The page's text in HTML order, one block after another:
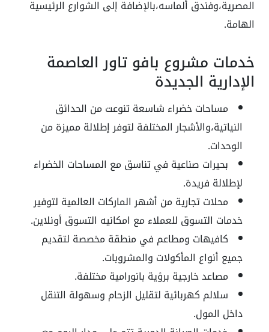
المصرية،وفندق ألماسه،بالإضافة إلى الشوارع الرئيسية
الهامة.
خدمات مشروع بافو تاور العاصمة
الإدارية الجديدة
مساحات خضراء شاسعة تنوعت من الحدائق
النياتية،والأشجار المختلفة لتوفر إطلالة مميزة من
الوحدات.
بحيرات صناعية في تناسق مع المساحات الخضراء
لإطلالة فريدة.
محلات تجارية من أشهر الماركات العالمية لتوفير
خدمات التسوق للعملاء مع امكانيه التسوق أونلاين.
كافيهات ومطاعم في منطقة مخصصة لتقديم
جميع أنواع المأكولات والمشروبات.
مصاعد خارجية برؤية بانورامية مختلفة.
سلالم كهربائية لتقليل الزحام وسهولة التنقل
داخل المول.